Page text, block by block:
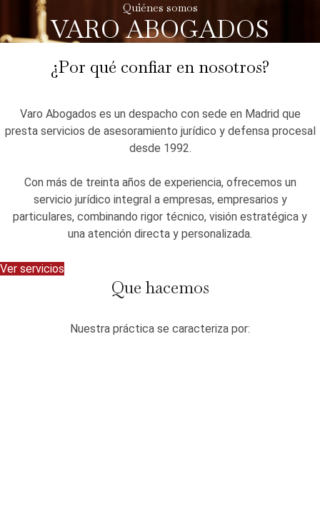
Quiénes somos
VARO ABOGADOS
¿Por qué confiar en nosotros?
Varo Abogados es un despacho con sede en Madrid que
presta servicios de asesoramiento jurídico y defensa procesal
desde 1992.
Con más de treinta años de experiencia, ofrecemos un
servicio jurídico integral a empresas, empresarios y
particulares, combinando rigor técnico, visión estratégica y
una atención directa y personalizada.
Ver servicios
Que hacemos
Nuestra práctica se caracteriza por: